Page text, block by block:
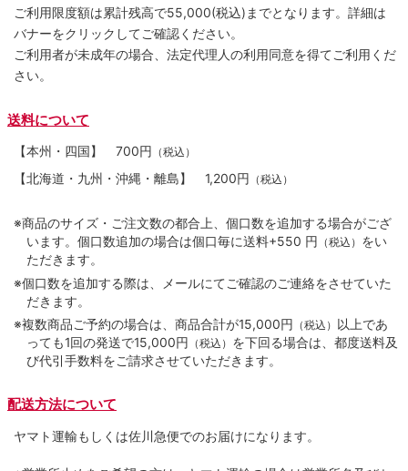
ご利用限度額は累計残高で55,000(税込)までとなります。詳細は
バナーをクリックしてご確認ください。
ご利用者が未成年の場合、法定代理人の利用同意を得てご利用くだ
さい。
送料について
【本州・四国】 700円 （税込）
【北海道・九州・沖縄・離島】 1,200円 （税込）
※商品のサイズ・ご注文数の都合上、個口数を追加する場合がござ
います。個口数追加の場合は個口毎に送料+550 円 （税込） をい
ただきます。
※個口数を追加する際は、メールにてご確認のご連絡をさせていた
だきます。
※複数商品ご予約の場合は、商品合計が15,000円 （税込） 以上であ
っても1回の発送で15,000円 （税込） を下回る場合は、都度送料及
び代引手数料をご請求させていただきます。
配送方法について
ヤマト運輸もしくは佐川急便でのお届けになります。